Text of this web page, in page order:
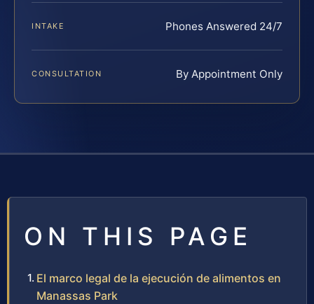
INTAKE Phones Answered 24/7
CONSULTATION By Appointment Only
ON THIS PAGE
El marco legal de la ejecución de alimentos en
Manassas Park